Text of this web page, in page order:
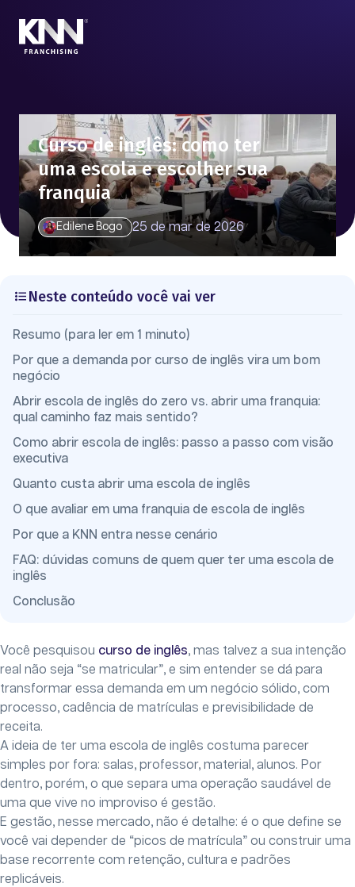
Curso de inglês: como ter
uma escola e escolher sua
franquia
Edilene Bogo 25 de mar de 2026
Neste conteúdo você vai ver
Resumo (para ler em 1 minuto)
Por que a demanda por curso de inglês vira um bom
negócio
Abrir escola de inglês do zero vs. abrir uma franquia:
qual caminho faz mais sentido?
Como abrir escola de inglês: passo a passo com visão
executiva
Quanto custa abrir uma escola de inglês
O que avaliar em uma franquia de escola de inglês
Por que a KNN entra nesse cenário
FAQ: dúvidas comuns de quem quer ter uma escola de
inglês
Conclusão
Você pesquisou curso de inglês, mas talvez a sua intenção
real não seja “se matricular”, e sim entender se dá para
transformar essa demanda em um negócio sólido, com
processo, cadência de matrículas e previsibilidade de
receita.
A ideia de ter uma escola de inglês costuma parecer
simples por fora: salas, professor, material, alunos. Por
dentro, porém, o que separa uma operação saudável de
uma que vive no improviso é gestão.
E gestão, nesse mercado, não é detalhe: é o que define se
você vai depender de “picos de matrícula” ou construir uma
base recorrente com retenção, cultura e padrões
replicáveis.